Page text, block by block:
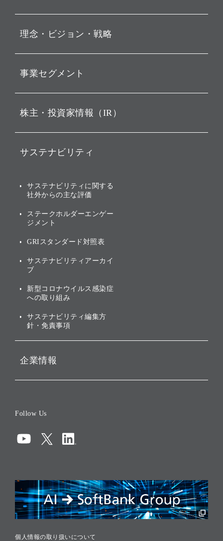
お知らせ
動画配信
理念・ビジョン・戦略
経営理念
ビジョン
戦略
バリュー
ソフトバンクグループの歩
[AI] What dreams are made
事業セグメント
ソフトバンク・ビジョン・
その他
グループ企業一覧
株主・投資家情報（IR）
IRカレンダー
業績・財務
アニュアルレポート
株主・投資家情報（IR）に
サステナビリティ
トップメッセージ
サステナビリティの考え方
ガバナンス
投資先のサステナビリティ
サステナビリティに関する
社外からの主な評価
ステークホルダーエンゲー
ジメント
GRIスタンダード対照表
サステナビリティアーカイ
ブ
新型コロナウイルス感染症
への取り組み
サステナビリティ編集方
針・免責事項
企業情報
コンプライアンス
リスクマネジメント
税務に対する取り組み
採用情報
Follow Us
個人情報の取り扱いについて